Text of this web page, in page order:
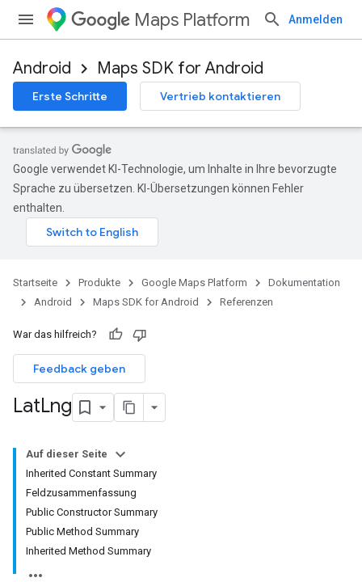
Maps Platform Anmelden
Android Maps SDK for Android
Erste Schritte Vertrieb kontaktieren
Google verwendet KI-Technologie, um Inhalte in Ihre bevorzugte
Sprache zu übersetzen. KI-Übersetzungen können Fehler
enthalten.
Startseite Produkte Google Maps Platform
Dokumentation
Android
Maps SDK for Android Referenzen
War das hilfreich?
Feedback geben
LatLng
Auf dieser Seite
Inherited Constant Summary
Feldzusammenfassung
Public Constructor Summary
Public Method Summary
Inherited Method Summary